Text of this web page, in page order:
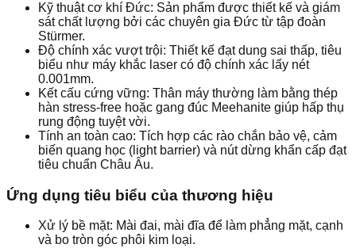
Kỹ thuật cơ khí Đức: Sản phẩm được thiết kế và giám
sát chất lượng bởi các chuyên gia Đức từ tập đoàn
Stürmer.
Độ chính xác vượt trội: Thiết kế đạt dung sai thấp, tiêu
biểu như máy khắc laser có độ chính xác lấy nét
0.001mm.
Kết cấu cứng vững: Thân máy thường làm bằng thép
hàn stress-free hoặc gang đúc Meehanite giúp hấp thụ
rung động tuyệt vời.
Tính an toàn cao: Tích hợp các rào chắn bảo vệ, cảm
biến quang học (light barrier) và nút dừng khẩn cấp đạt
tiêu chuẩn Châu Âu.
Ứng dụng tiêu biểu của thương hiệu
Xử lý bề mặt: Mài đai, mài đĩa để làm phẳng mặt, cạnh
và bo tròn góc phôi kim loại.